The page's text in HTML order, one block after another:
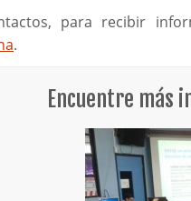
para recibir
.
Encuentre más